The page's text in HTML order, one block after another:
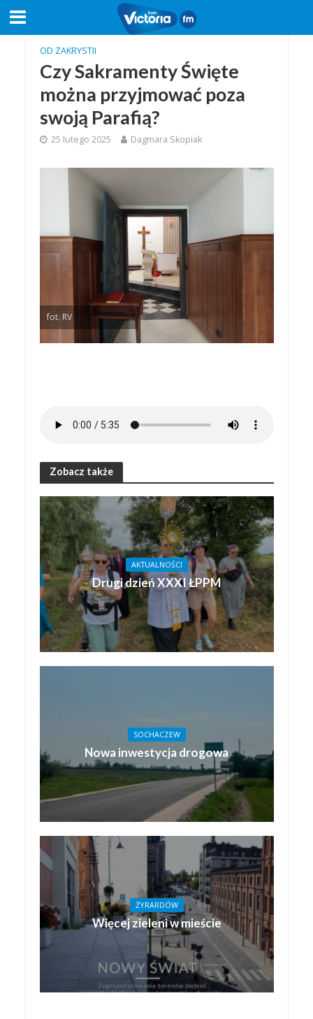
OD ZAKRYSTII
Czy Sakramenty Święte
można przyjmować poza
swoją Parafią?
25 lutego 2025 Dagmara Skopiak
fot. RV
Zobacz także
AKTUALNOŚCI
Drugi dzień XXXI ŁPPM
SOCHACZEW
Nowa inwestycja drogowa
ŻYRARDÓW
Więcej zieleni w mieście